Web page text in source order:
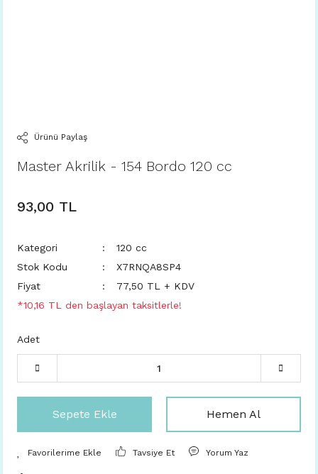
Ürünü Paylaş
Master Akrilik - 154 Bordo 120 cc
93,00 TL
Kategori
120 cc
Stok Kodu
X7RNQA8SP4
Fiyat
77,50 TL + KDV
*10,16 TL den başlayan taksitlerle!
Adet
Sepete Ekle Hemen Al
Tavsiye Et Yorum Yaz